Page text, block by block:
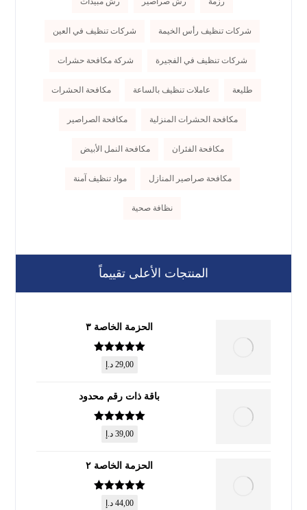
شركات تنظيف رأس الخيمة شركات تنظيف في العين
شركات تنظيف في الفجيرة شركة مكافحة حشرات
طليعة عاملات تنظيف بالساعة مكافحة الحشرات
مكافحة الحشرات المنزلية مكافحة الصراصير
مكافحة الفئران مكافحة النمل الأبيض
مكافحة صراصير المنازل مواد تنظيف آمنة
نظافة صحية
المنتجات الأعلى تقييماً
الحزمة الخاصة ٣
تم التقييم
من 5
29,00 د.إ
باقة ذات رقم محدود
تم التقييم
من 5
39,00 د.إ
الحزمة الخاصة ٢
تم التقييم
44,00 د.إ